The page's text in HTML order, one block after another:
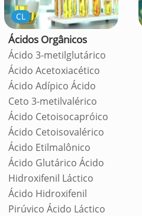
CL
Ácidos Orgânicos
Ácido 3-metilglutárico
Ácido Acetoxiacético
Ácido Adípico Ácido
Ceto 3-metilvalérico
Ácido Cetoisocapróico
Ácido Cetoisovalérico
Ácido Etilmalônico
Ácido Glutárico Ácido
Hidroxifenil Láctico
Ácido Hidroxifenil
Pirúvico Ácido Láctico